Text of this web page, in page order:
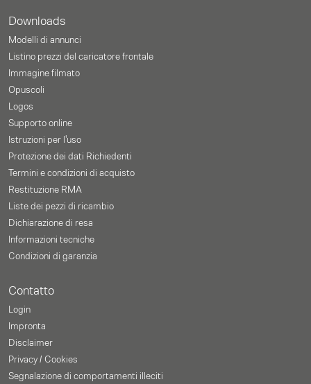
Downloads
Modelli di annunci
Listino prezzi del caricatore frontale
Immagine filmato
Opuscoli
Logos
Supporto online
Istruzioni per l'uso
Protezione dei dati Richiedenti
Termini e condizioni di acquisto
Restituzione RMA
Liste dei pezzi di ricambio
Dichiarazione di resa
Informazioni tecniche
Condizioni di garanzia
Contatto
Login
Impronta
Disclaimer
Privacy / Cookies
Segnalazione di comportamenti illeciti